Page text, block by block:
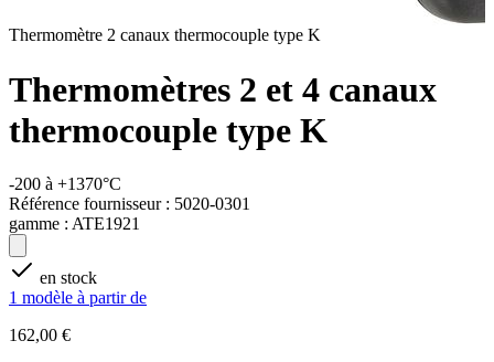
Thermomètre 2 canaux thermocouple type K
Thermomètres 2 et 4 canaux
thermocouple type K
-200 à +1370°C
Référence fournisseur : 5020-0301
gamme : ATE1921
en stock
1 modèle à partir de
162,00 €